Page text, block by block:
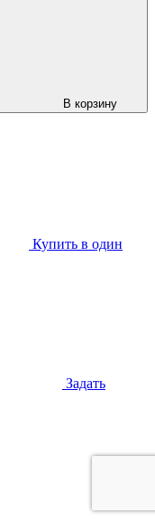
В корзину
Купить в один
Задать